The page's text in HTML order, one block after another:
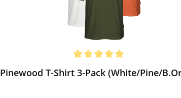
Pinewood T-Shirt 3-Pack (White/Pine/